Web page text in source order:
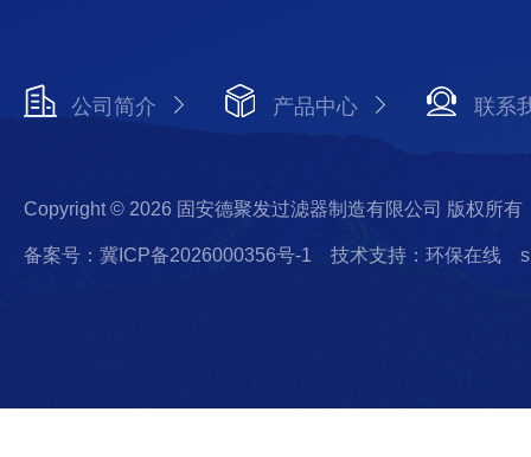
公司简介 产品中心 联系
Copyright © 2026 固安德聚发过滤器制造有限公司 版权所有
备案号：冀ICP备2026000356号-1 技术支持：环保在线